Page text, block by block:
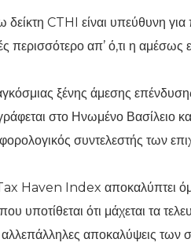
CTHI είναι υπεύθυνη
απ’ ό,τι η αμέσως
ξένης άμεσης
στο Ηνωμένο Βασίλειο
συντελεστής των
Haven Index αποκαλύπτει
υποτίθεται ότι μάχεται τα
αλλεπάλληλες αποκαλύψεις